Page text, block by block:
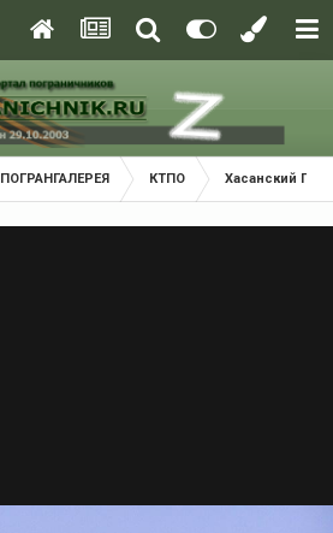
ПОГРАНГАЛЕРЕЯ КТПО Хасанский